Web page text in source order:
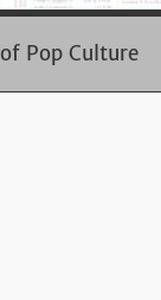
Pop Culture